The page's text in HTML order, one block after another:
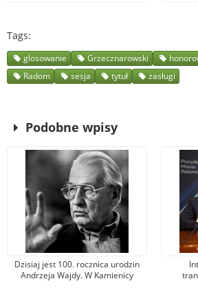
Tags
glosowanie Grzecznarowski
Radom
sesja tytuł zasługi
Podobne wpisy
Dzisiaj jest 100. rocznica urodzin
Andrzeja Wajdy. W Kamienicy